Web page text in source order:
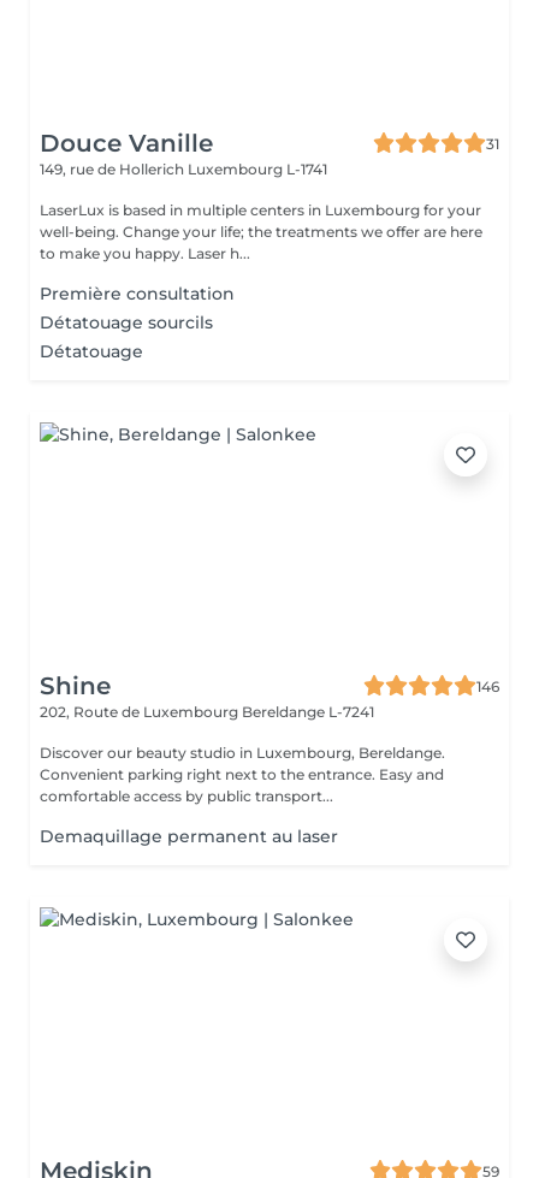
Douce Vanille
31
149, rue de Hollerich Luxembourg L-1741
LaserLux is based in multiple centers in Luxembourg for your
well-being. Change your life; the treatments we offer are here
to make you happy. Laser h...
Première consultation
Détatouage sourcils
Détatouage
Shine
146
202, Route de Luxembourg Bereldange L-7241
Discover our beauty studio in Luxembourg, Bereldange.
Convenient parking right next to the entrance. Easy and
comfortable access by public transport...
Demaquillage permanent au laser
Mediskin 59